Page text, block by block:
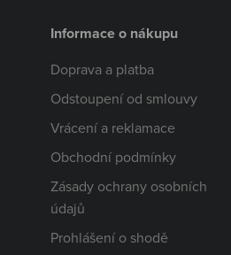
Informace o nákupu
Doprava a platba
Odstoupení od smlouvy
Vrácení a reklamace
Obchodní podmínky
Zásady ochrany osobních
údajů
Prohlášení o shodě